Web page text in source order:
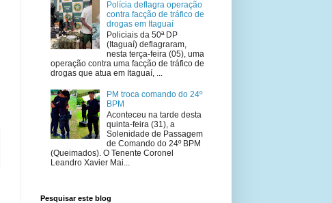
Polícia deflagra operação
contra facção de tráfico de
drogas em Itaguaí
Policiais da 50ª DP
(Itaguaí) deflagraram,
nesta terça-feira (05), uma
operação contra uma facção de tráfico de
drogas que atua em Itaguaí, ...
PM troca comando do 24º
BPM
Aconteceu na tarde desta
quinta-feira (31), a
Solenidade de Passagem
de Comando do 24º BPM
(Queimados). O Tenente Coronel
Leandro Xavier Mai...
Pesquisar este blog